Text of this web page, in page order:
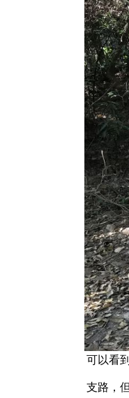
可以看
支路，